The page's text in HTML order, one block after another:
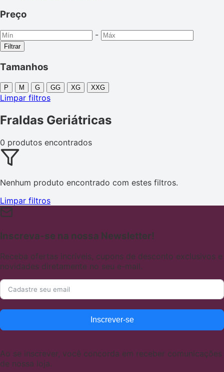
Preço
-
Filtrar
Tamanhos
P M G GG XG XXG
Limpar filtros
Fraldas Geriátricas
0 produtos encontrados
Nenhum produto encontrado com estes filtros.
Limpar filtros
Inscreva-se na nossa Newsletter!
Receba ofertas incríveis, cupons de desconto exclusivos e
novidades diretamente no seu e-mail.
Inscrever-se
Ao se inscrever, você concorda em receber comunicações
de nossa loja.